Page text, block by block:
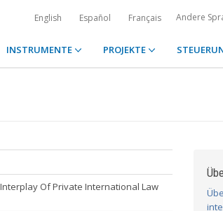
English Español Français Andere
INSTRUMENTE PROJEKTE
Of Private International Law